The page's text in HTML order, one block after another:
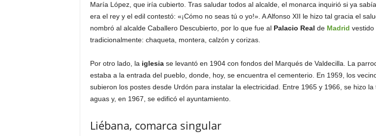
María López, que iría cubierto. Tras saludar todos al alcalde, el monarca inquirió si ya
era el rey y el edil contestó: «¡Cómo no seas tú o yo!». A Alfonso XII le hizo tal gracia el
nombró al alcalde Caballero Descubierto, por lo que fue al Palacio Real de Madrid vestido
tradicionalmente: chaqueta, montera, calzón y corizas.
Por otro lado, la iglesiase levantó en 1904 con fondos del Marqués de Valdecilla. La
estaba a la entrada del pueblo, donde, hoy, se encuentra el cementerio. En 1959, los
subieron los postes desde Urdón para instalar la electricidad. Entre 1965 y 1966, se hizo la
aguas y, en 1967, se edificó el ayuntamiento.
Liébana, comarca singular